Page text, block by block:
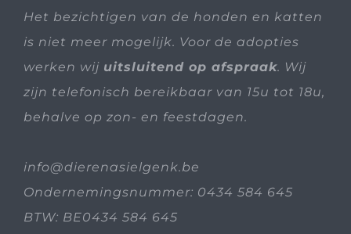
Het bezichtigen van de honden en katten
is niet meer mogelijk. Voor de adopties
werken wij uitsluitend op afspraak. Wij
zijn telefonisch bereikbaar van 15u tot 18u,
behalve op zon- en feestdagen.
info@dierenasielgenk.be
Ondernemingsnummer: 0434 584 645
BTW: BE0434 584 645